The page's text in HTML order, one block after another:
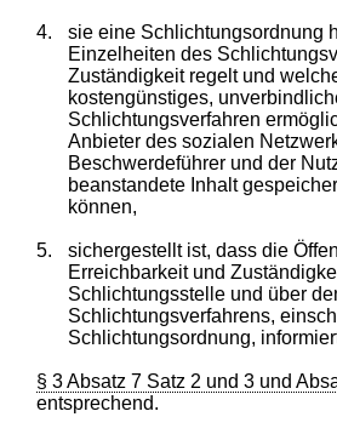
4.
sie eine Schlichtungsordnung
Einzelheiten des
Zuständigkeit regelt und
kostengünstiges,
Schlichtungsverfahren
Anbieter des sozialen
Beschwerdeführer und der
beanstandete Inhalt
können,
5.
sichergestellt ist, dass die
Erreichbarkeit und
Schlichtungsstelle und über
Schlichtungsverfahrens,
Schlichtungsordnung,
§ 3 Absatz 7 Satz 2 und 3 und
entsprechend.